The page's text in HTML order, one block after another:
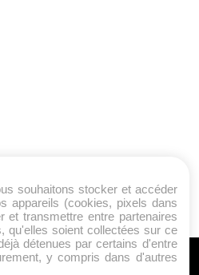
souhaitons stocker et accéder
appareils (cookies, pixels dans
et transmettre entre partenaires
qu'elles soient collectées sur ce
détenues par certains d'entre
y compris dans d'autres